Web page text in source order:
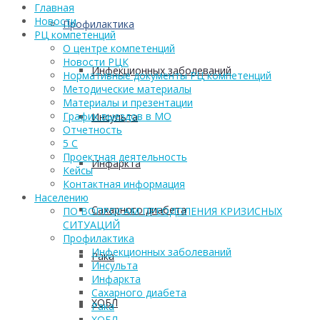
Профилактика
Инфекционных заболеваний
Инсульта
Инфаркта
Сахарного диабета
Рака
ХОБЛ
Главная
Новости
РЦ компетенций
О центре компетенций
Новости РЦК
Нормативные документы РЦ компетенций
Методические материалы
Материалы и презентации
График выездов в МО
Отчетность
5 С
Проектная деятельность
Кейсы
Контактная информация
Населению
ПО ВОПРОСАМ ПРЕОДОЛЕНИЯ КРИЗИСНЫХ
СИТУАЦИЙ
Профилактика
Инфекционных заболеваний
Инсульта
Инфаркта
Сахарного диабета
Рака